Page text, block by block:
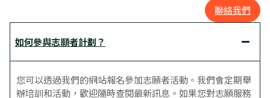
聯絡我們
如何參與志願者計劃？
您可以透過我們的網站報名參加志願者活動。我們會定期舉
辦培訓和活動，歡迎隨時查閱最新訊息。如果您對志願服務